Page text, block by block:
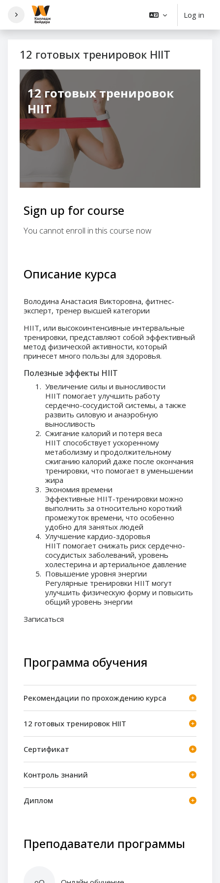
Skip to main content
Log in
12 готовых тренировок HIIT
12 готовых тренировок
HIIT
Описание курса
Володина Анастасия Викторовна, фитнес-
эксперт, тренер высшей категории
HIIT, или высокоинтенсивные интервальные
тренировки, представляют собой эффективный
метод физической активности, который
принесет много пользы для здоровья.
Полезные эффекты HIIT
Увеличение силы и выносливости
HIIT помогает улучшить работу
сердечно-сосудистой системы, а также
развить силовую и анаэробную
выносливость
Сжигание калорий и потеря веса
HIIT способствует ускоренному
метаболизму и продолжительному
сжиганию калорий даже после окончания
тренировки, что помогает в уменьшении
жира
Экономия времени
Эффективные HIIT-тренировки можно
выполнить за относительно короткий
промежуток времени, что особенно
удобно для занятых людей
Улучшение кардио-здоровья
HIIT помогает снижать риск сердечно-
сосудистых заболеваний, уровень
холестерина и артериальное давление
Повышение уровня энергии
Регулярные тренировки HIIT могут
улучшить физическую форму и повысить
общий уровень энергии
Записаться
Программа обучения
Рекомендации по прохождению курса
12 готовых тренировок HIIT
Сертификат
Контроль знаний
Диплом
Преподаватели программы
Sign up for course
You cannot enroll in this course now